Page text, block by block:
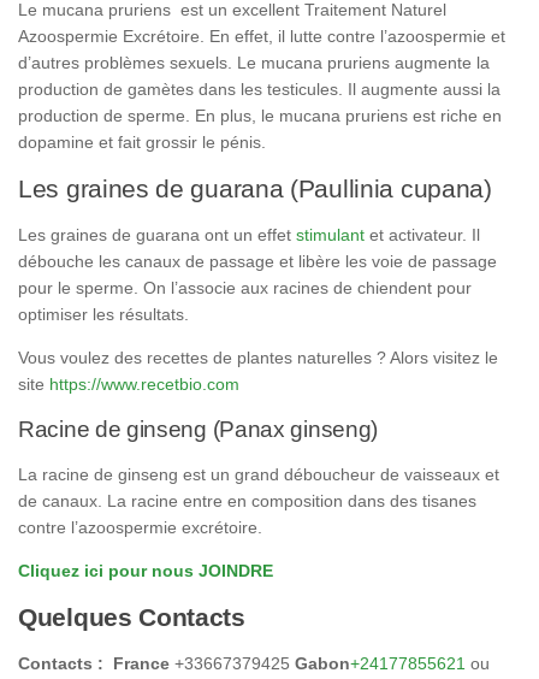
Le mucana pruriens est un excellent Traitement Naturel
Azoospermie Excrétoire. En effet, il lutte contre l’azoospermie et
d’autres problèmes sexuels. Le mucana pruriens augmente la
production de gamètes dans les testicules. Il augmente aussi la
production de sperme. En plus, le mucana pruriens est riche en
dopamine et fait grossir le pénis.
Les graines de guarana (Paullinia cupana)
Les graines de guarana ont un effet stimulant et activateur. Il
débouche les canaux de passage et libère les voie de passage
pour le sperme. On l’associe aux racines de chiendent pour
optimiser les résultats.
Vous voulez des recettes de plantes naturelles ? Alors visitez le
site https://www.recetbio.com
Racine de ginseng (Panax ginseng)
La racine de ginseng est un grand déboucheur de vaisseaux et
de canaux. La racine entre en composition dans des tisanes
contre l’azoospermie excrétoire.
Cliquez ici pour nous JOINDRE
Quelques Contacts
Contacts : France +33667379425 Gabon+24177855621 ou